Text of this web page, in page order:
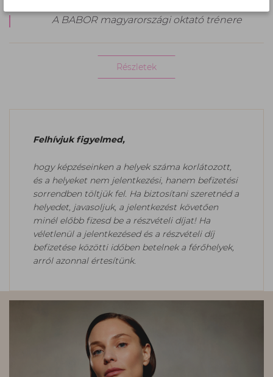
A BABOR magyarországi oktató trénere
Részletek
Felhívjuk figyelmed,
hogy képzéseinken a helyek száma korlátozott,
és a helyeket nem jelentkezési, hanem befizetési
sorrendben töltjük fel. Ha biztosítani szeretnéd a
helyedet, javasoljuk, a jelentkezést követően
minél előbb fizesd be a részvételi díjat! Ha
véletlenül a jelentkezésed és a részvételi díj
befizetése közötti időben betelnek a férőhelyek,
arról azonnal értesítünk.